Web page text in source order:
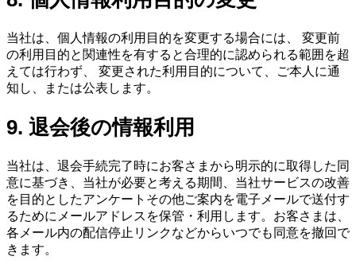
当社は、個人情報の利用目的を変更する場合には、 変更前
の利用目的と関連性を有すると合理的に認められる範囲を超
えては行わず、 変更された利用目的について、ご本人に通
知し、または公表します。
9. 退会後の情報利用
当社は、退会手続完了時にお客さまから明示的に取得した同
意に基づき、当社が必要と考える期間、当社サービスの改善
を目的としたアンケートその他ご案内を電子メールで送付す
るためにメールアドレスを保管・利用します。お客さまは、
各メール内の配信停止リンクなどからいつでも同意を撤回で
きます。